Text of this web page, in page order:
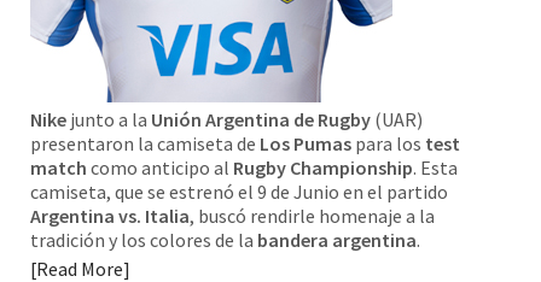
Nike junto a la Unión Argentina de Rugby (UAR)
presentaron la camiseta de Los Pumas para los test
match como anticipo al Rugby Championship. Esta
camiseta, que se estrenó el 9 de Junio en el partido
Argentina vs. Italia, buscó rendirle homenaje a la
tradición y los colores de la bandera argentina.
Read More